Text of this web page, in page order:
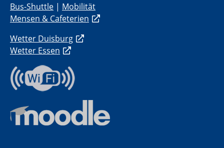
Bus-Shuttle | Mobilität
Mensen & Cafeterien
Wetter Duisburg
Wetter Essen